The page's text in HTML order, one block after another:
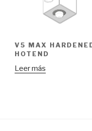
V5 MAX
HOTEND
Leer más